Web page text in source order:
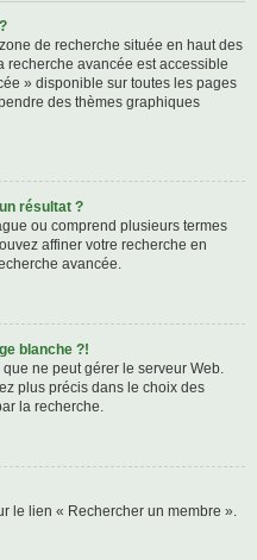
de recherche située en haut des
recherche avancée est accessible
» disponible sur toutes les pages
des thèmes graphiques
résultat ?
ou comprend plusieurs termes
affiner votre recherche en
avancée.
blanche ?!
ne peut gérer le serveur Web.
plus précis dans le choix des
la recherche.
le lien « Rechercher un membre ».